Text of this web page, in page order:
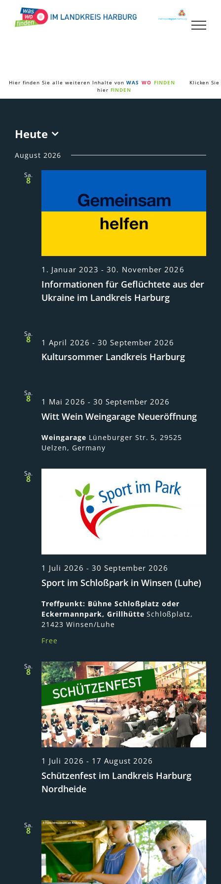
Inhalt
springen
Hier finden Sie alle weiteren Inhalte von WAS WO FINDEN
Klicken Sie
hier FINDEN
Heute
wählen.
August 2026
Sa.
8
1. Januar 2023 -30. November 2026
Informationen für Geflüchtete aus der
Ukraine im Landkreis Harburg
Sa.
8 1 April 2026 -30 September 2026
Kultursommer Landkreis Harburg
Sa.
8 1 Mai 2026 -30 September 2026
Witt Wein Weingarage Neueröffnung
Weingarage Lüneburger Str. 5, 29525
Uelzen, Germany
Sa.
8
1 Juli 2026 -30 September 2026
Sport im Schloßpark in Winsen (Luhe)
Treffpunkt: Bühne Schloßplatz oder
Eckermannpark, GrillhütteSchloßplatz,
21423 Winsen/Luhe
Free
Sa.
8
1 Juli 2026 - 17 August 2026
Schützenfest im Landkreis Harburg
Nordheide
Sa.
8